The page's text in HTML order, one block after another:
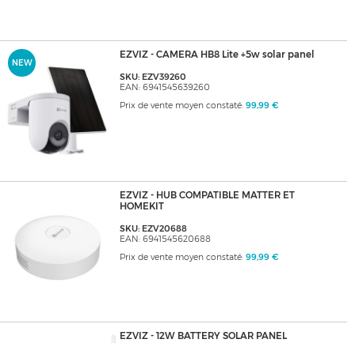
NEW
EZVIZ - CAMERA HB8 Lite +5w solar panel
SKU: EZV39260
EAN: 6941545639260
Prix de vente moyen constaté: 99,99 €
EZVIZ - HUB COMPATIBLE MATTER ET
HOMEKIT
SKU: EZV20688
EAN: 6941545620688
Prix de vente moyen constaté: 99,99 €
EZVIZ - 12W BATTERY SOLAR PANEL